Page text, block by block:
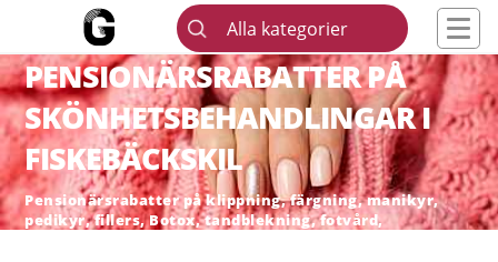
Alla kategorier
PENSIONÄRSRABATTER PÅ
SKÖNHETSBEHANDLINGAR I
FISKEBÄCKSKIL
Pensionärsrabatter på klippning, färgning, manikyr,
pedikyr, fillers, Botox, tandblekning, fotvård,